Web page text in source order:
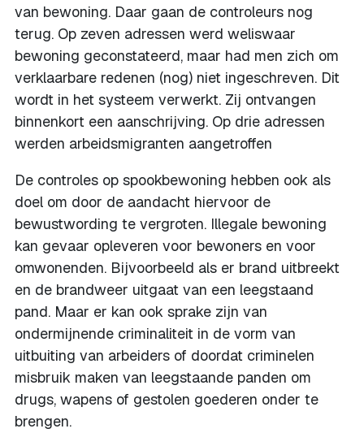
van bewoning. Daar gaan de controleurs nog
terug. Op zeven adressen werd weliswaar
bewoning geconstateerd, maar had men zich om
verklaarbare redenen (nog) niet ingeschreven. Dit
wordt in het systeem verwerkt. Zij ontvangen
binnenkort een aanschrijving. Op drie adressen
werden arbeidsmigranten aangetroffen
De controles op spookbewoning hebben ook als
doel om door de aandacht hiervoor de
bewustwording te vergroten. Illegale bewoning
kan gevaar opleveren voor bewoners en voor
omwonenden. Bijvoorbeeld als er brand uitbreekt
en de brandweer uitgaat van een leegstaand
pand. Maar er kan ook sprake zijn van
ondermijnende criminaliteit in de vorm van
uitbuiting van arbeiders of doordat criminelen
misbruik maken van leegstaande panden om
drugs, wapens of gestolen goederen onder te
brengen.